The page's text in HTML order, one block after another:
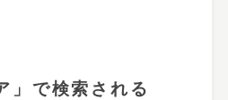
ア」で検索される